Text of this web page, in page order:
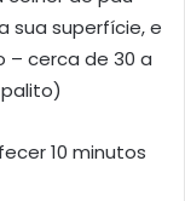
sua superfície, e
– cerca de 30 a
10 minutos